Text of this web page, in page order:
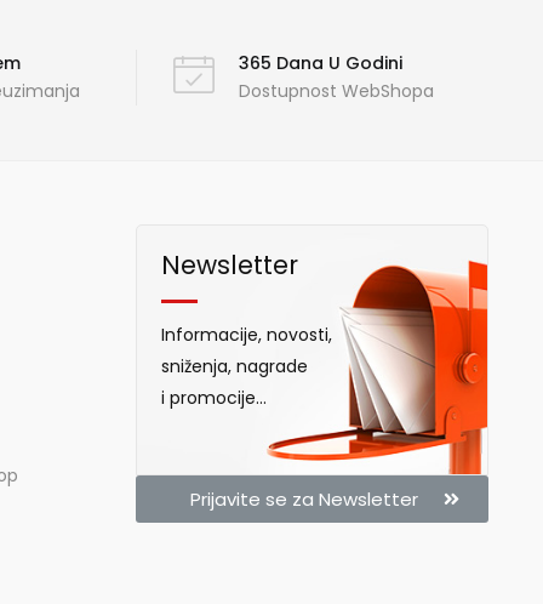
365 Dana U Godini
Dostupnost WebShopa
Newsletter
Informacije, novosti,
sniženja, nagrade
i promocije...
Prijavite se za Newsletter